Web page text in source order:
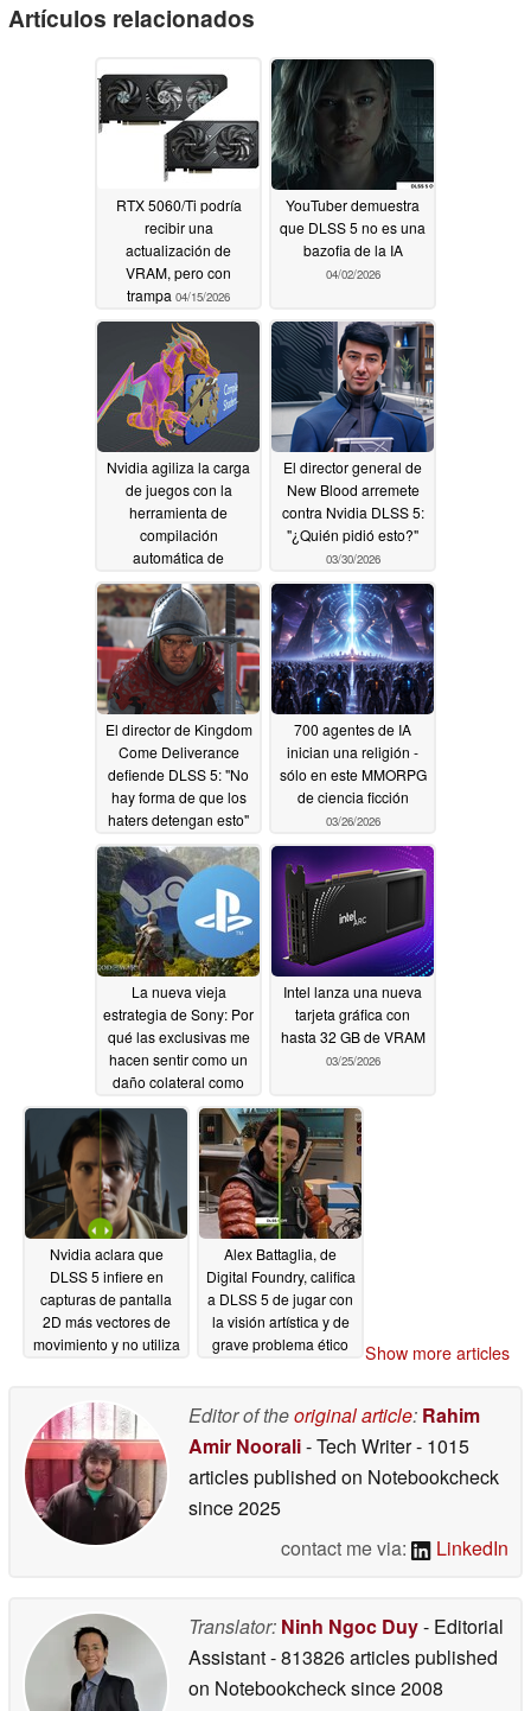
Artículos relacionados
RTX 5060/Ti podría
recibir una
actualización de
VRAM, pero con
trampa 04/15/2026
YouTuber demuestra
que DLSS 5 no es una
bazofia de la IA
04/02/2026
Nvidia agiliza la carga
de juegos con la
herramienta de
compilación
automática de
sombreadores
04/01/2026
El director general de
New Blood arremete
contra Nvidia DLSS 5:
"¿Quién pidió esto?"
03/30/2026
El director de Kingdom
Come Deliverance
defiende DLSS 5: "No
hay forma de que los
haters detengan esto"
03/27/2026
700 agentes de IA
inician una religión -
sólo en este MMORPG
de ciencia ficción
03/26/2026
La nueva vieja
estrategia de Sony: Por
qué las exclusivas me
hacen sentir como un
daño colateral como
jugador de PC
03/26/2026
Intel lanza una nueva
tarjeta gráfica con
hasta 32 GB de VRAM
03/25/2026
Nvidia aclara que
DLSS 5 infiere en
capturas de pantalla
2D más vectores de
movimiento y no utiliza
03/21/2026
Alex Battaglia, de
Digital Foundry, califica
a DLSS 5 de jugar con
la visión artística y de
grave problema ético
Show more articles
Editor of theoriginal article: Rahim
Amir Noorali- Tech Writer- 1015
articles published on Notebookcheck
since 2025
contact me via:
LinkedIn
Translator: Ninh Ngoc Duy- Editorial
Assistant- 813826 articles published
on Notebookchecksince 2008